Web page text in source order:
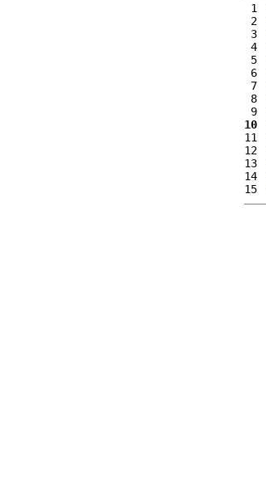
1
2
3
4
5
6
7
8
9
10
11
12
13
14
15